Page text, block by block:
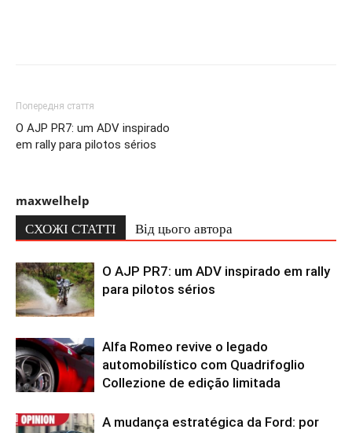
Попередня стаття
O AJP PR7: um ADV inspirado
em rally para pilotos sérios
maxwelhelp
СХОЖІ СТАТТІ Від цього автора
O AJP PR7: um ADV inspirado em rally
para pilotos sérios
Alfa Romeo revive o legado
automobilístico com Quadrifoglio
Collezione de edição limitada
A mudança estratégica da Ford: por